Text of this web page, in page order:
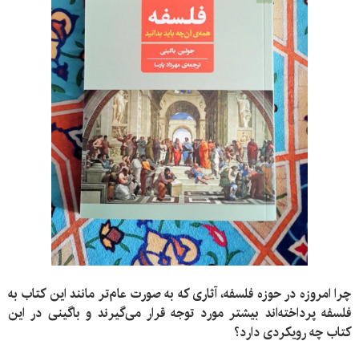
چرا امروزه در حوزه فلسفه، آثاری که به صورت عام‌تر مانند این کتاب به
فلسفه پرداخته‌اند بیشتر مورد توجه قرار می‌گیرند و باگینی در این
کتاب چه رویکردی دارد؟